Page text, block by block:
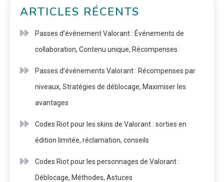
ARTICLES RÉCENTS
Passes d’événement Valorant : Événements de
collaboration, Contenu unique, Récompenses
Passes d’événements Valorant : Récompenses par
niveaux, Stratégies de déblocage, Maximiser les
avantages
Codes Riot pour les skins de Valorant : sorties en
édition limitée, réclamation, conseils
Codes Riot pour les personnages de Valorant :
Déblocage, Méthodes, Astuces